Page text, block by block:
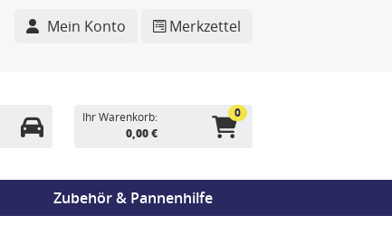
Mein Konto Merkzettel
Ihr Warenkorb:
0,00 €
0
Zubehör & Pannenhilfe